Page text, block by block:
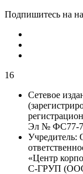
Подпишитесь на
16
Сетевое
Эл № ФС77-
Учредитель:
«Центр
С-ГРУП